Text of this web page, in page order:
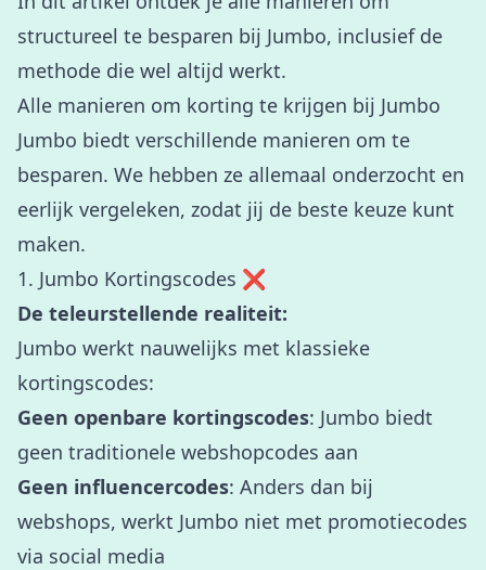
structureel te besparen bij Jumbo, inclusief de
methode die wel altijd werkt.
Alle manieren om korting te krijgen bij Jumbo
Jumbo biedt verschillende manieren om te
besparen. We hebben ze allemaal onderzocht en
eerlijk vergeleken, zodat jij de beste keuze kunt
maken.
1. Jumbo Kortingscodes ❌
De teleurstellende realiteit:
Jumbo werkt nauwelijks met klassieke
kortingscodes:
Geen openbare kortingscodes: Jumbo biedt
geen traditionele webshopcodes aan
Geen influencercodes: Anders dan bij
webshops, werkt Jumbo niet met promotiecodes
via social media